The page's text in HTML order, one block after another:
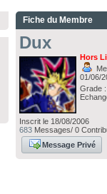
Fiche du Membre
Dux
Hors
01/06/
Grade :
Inscrit le 18/08/2006
683Messages/ 0
Message Privé